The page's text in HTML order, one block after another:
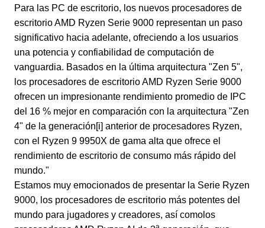
Para las PC de escritorio, los nuevos procesadores de
escritorio AMD Ryzen Serie 9000 representan un paso
significativo hacia adelante, ofreciendo a los usuarios
una potencia y confiabilidad de computación de
vanguardia. Basados en la última arquitectura "Zen 5",
los procesadores de escritorio AMD Ryzen Serie 9000
ofrecen un impresionante rendimiento promedio de IPC
del 16 % mejor en comparación con la arquitectura "Zen
4" de la generación[i] anterior de procesadores Ryzen,
con el Ryzen 9 9950X de gama alta que ofrece el
rendimiento de escritorio de consumo más rápido del
mundo."
Estamos muy emocionados de presentar la Serie Ryzen
9000, los procesadores de escritorio más potentes del
mundo para jugadores y creadores, así comolos